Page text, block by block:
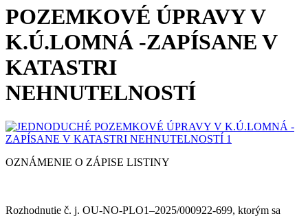
POZEMKOVÉ ÚPRAVY V
K.Ú.LOMNÁ -ZAPÍSANE V
KATASTRI
NEHNUTELNOSTÍ
OZNÁMENIE O ZÁPISE LISTINY
Rozhodnutie č. j. OU-NO-PLO1–2025/000922-699, ktorým sa